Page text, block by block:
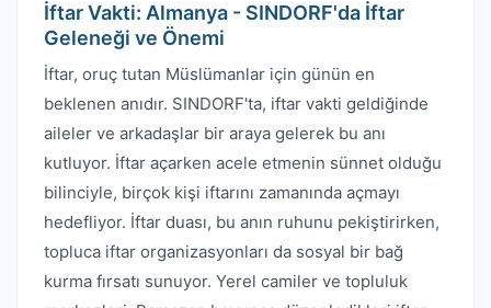
İftar Vakti: Almanya - SINDORF'da İftar
Geleneği ve Önemi
İftar, oruç tutan Müslümanlar için günün en
beklenen anıdır. SINDORF'ta, iftar vakti geldiğinde
aileler ve arkadaşlar bir araya gelerek bu anı
kutluyor. İftar açarken acele etmenin sünnet olduğu
bilinciyle, birçok kişi iftarını zamanında açmayı
hedefliyor. İftar duası, bu anın ruhunu pekiştirirken,
topluca iftar organizasyonları da sosyal bir bağ
kurma fırsatı sunuyor. Yerel camiler ve topluluk